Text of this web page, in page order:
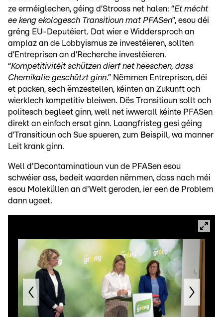
ze erméiglechen, géing d’Strooss net halen: “Et mécht
ee keng ekologesch Transitioun mat PFASen”, esou déi
gréng EU-Deputéiert. Dat wier e Widdersproch an
amplaz an de Lobbyismus ze investéieren, sollten
d’Entreprisen an d’Recherche investéieren.
“Kompetitivitéit schützen dierf net heeschen, dass
Chemikalie geschützt ginn.” Nëmmen Entreprisen, déi
et packen, sech ëmzestellen, kéinten an Zukunft och
wierklech kompetitiv bleiwen. Dës Transitioun sollt och
politesch begleet ginn, well net iwwerall kéinte PFASen
direkt an einfach ersat ginn. Laangfristeg gesi géing
d’Transitioun och Sue spueren, zum Beispill, wa manner
Leit krank ginn.
Well d'Decontaminatioun vun de PFASen esou
schwéier ass, bedeit waarden nëmmen, dass nach méi
esou Moleküllen an d'Welt geroden, ier een de Problem
dann ugeet.